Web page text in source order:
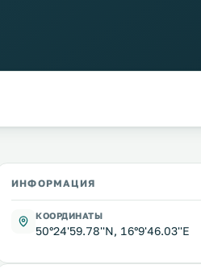
ИНФОРМАЦИЯ
КООРДИНАТЫ
50°24'59.78''N, 16°9'46.03''E